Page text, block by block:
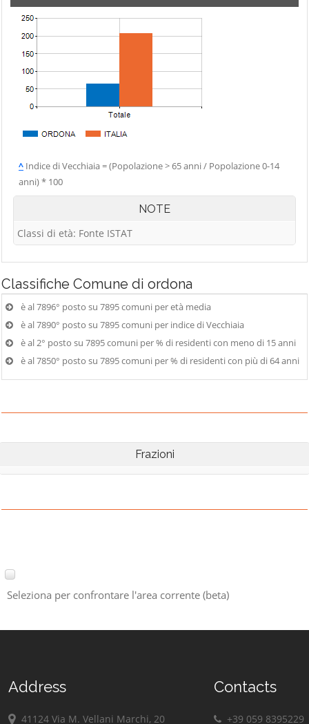
^ Indice di Vecchiaia = (Popolazione > 65 anni / Popolazione 0-14
anni) * 100
NOTE
Classi di età: Fonte ISTAT
Classifiche Comune di ordona
è al 7896° posto su 7895 comuni per età media
è al 7890° posto su 7895 comuni per indice di Vecchiaia
è al 2° posto su 7895 comuni per % di residenti con meno di 15 anni
è al 7850° posto su 7895 comuni per % di residenti con più di 64 anni
Frazioni
Seleziona per confrontare l'area corrente (beta)
Address
41124 Via M. Vellani Marchi, 20
Contacts
+39 059 8395229